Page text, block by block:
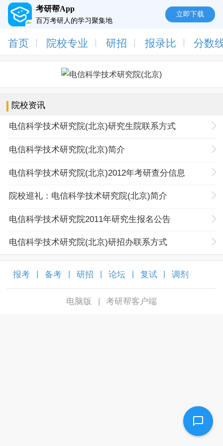
考研帮App
百万考研人的学习聚集地
立即下载
首页 院校专业 研招 报录比 分数
院校资讯
电信科学技术研究院(北京)研究生院联系方式
电信科学技术研究院(北京)简介
电信科学技术研究院(北京)2012年考研查分信息
院校巡礼：电信科学技术研究院(北京)简介
电信科学技术研究院2011年研究生报名公告
电信科学技术研究院(北京)研招办联系方式
报考 备考 研招 论坛 复试 调剂
电脑版 考研帮客户端